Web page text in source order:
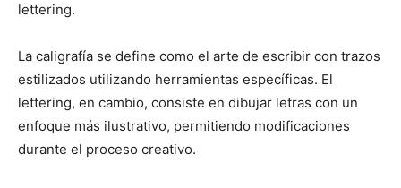
lettering.
La caligrafía se define como el arte de escribir con trazos
estilizados utilizando herramientas específicas. El
lettering, en cambio, consiste en dibujar letras con un
enfoque más ilustrativo, permitiendo modificaciones
durante el proceso creativo.